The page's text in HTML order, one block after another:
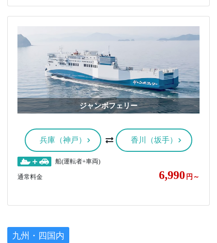
ジャンボフェリー
兵庫（神戸） 香川（坂手）
船(運転者+車両)
通常料金 6,990 円～
九州・四国内